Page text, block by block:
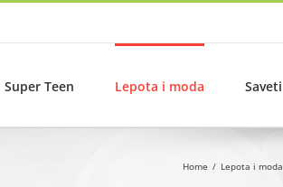
Super Teen Lepota i moda Saveti
Home Lepota i moda